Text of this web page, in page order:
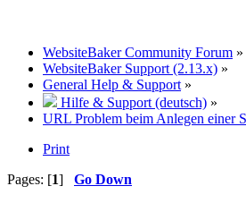
WebsiteBaker Community Forum »
WebsiteBaker Support (2.13.x) »
General Help & Support »
Hilfe & Support (deutsch) »
URL Problem beim Anlegen einer
Print
Pages: [1] Go Down